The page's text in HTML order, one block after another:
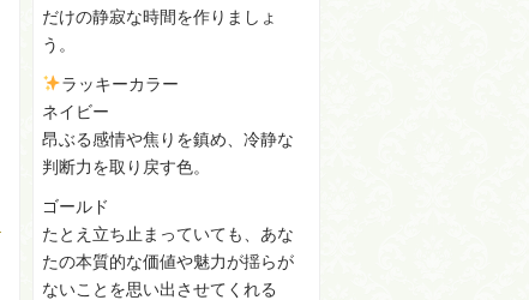
だけの静寂な時間を作りましょ
う。
ラッキーカラー
ネイビー
昂ぶる感情や焦りを鎮め、冷静な
判断力を取り戻す色。
ゴールド
たとえ立ち止まっていても、あな
たの本質的な価値や魅力が揺らが
ないことを思い出させてくれる